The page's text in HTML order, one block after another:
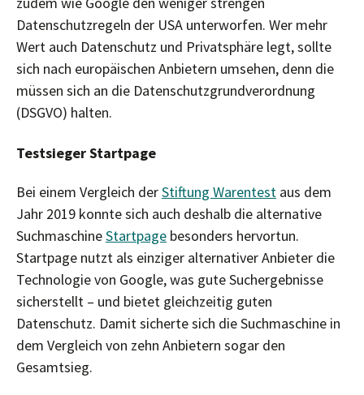
Datenschutzregeln der USA unterworfen. Wer mehr
Wert auch Datenschutz und Privatsphäre legt, sollte
sich nach europäischen Anbietern umsehen, denn die
müssen sich an die Datenschutzgrundverordnung
(DSGVO) halten.
Testsieger Startpage
Bei einem Vergleich derStiftung Warentest aus dem
Jahr 2019 konnte sich auch deshalb die alternative
SuchmaschineStartpage besonders hervortun.
Startpage nutzt als einziger alternativer Anbieter die
Technologie von Google, was gute Suchergebnisse
sicherstellt – und bietet gleichzeitig guten
Datenschutz. Damit sicherte sich die Suchmaschine in
dem Vergleich von zehn Anbietern sogar den
Gesamtsieg.